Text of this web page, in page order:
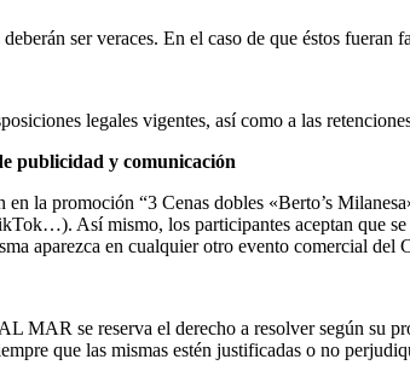
ser veraces. En el caso de que éstos
legales vigentes, así como a las
publicidad y comunicación
la promoción “3 Cenas dobles «Berto’s
Así mismo, los participantes aceptan que
aparezca en cualquier otro evento
se reserva el derecho a resolver según su
que las mismas estén justificadas o no